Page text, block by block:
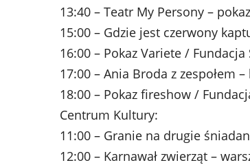
13:40 – Teatr My Persony –
15:00 – Gdzie jest czerwony
16:00 – Pokaz Variete /
17:00 – Ania Broda z zespołem
18:00 – Pokaz fireshow /
Centrum Kultury:
11:00 – Granie na drugie
12:00 – Karnawał zwierząt –